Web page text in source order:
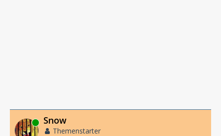
Online Snow
Themenstarter